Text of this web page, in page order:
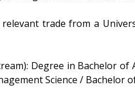
trade from a
Degree in Bachelor
Science / Bachelor